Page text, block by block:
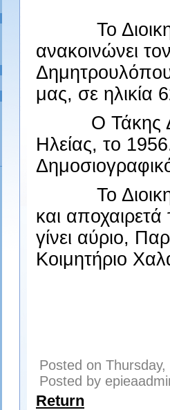
Το
ανακοινώνει
μας, σε ηλικία
Ο Τάκης
Ηλείας, το
Το
και
γίνει αύριο,
Posted on
Posted by
Return